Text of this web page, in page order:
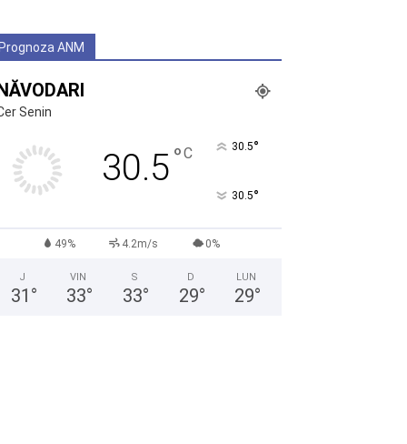
Prognoza ANM
Senin
30.5°C 30.5°
30.5°
49% 4.2m/s 0%
J
31 °
VIN
33°
S
33°
D
29°
LUN
29°